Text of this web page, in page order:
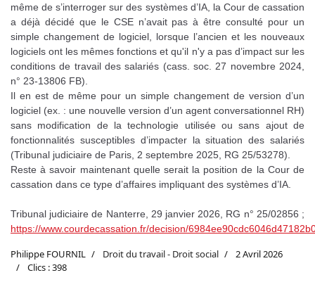
même de s’interroger sur des systèmes d’IA, la Cour de cassation
a déjà décidé que le CSE n’avait pas à être consulté pour un
simple changement de logiciel, lorsque l’ancien et les nouveaux
logiciels ont les mêmes fonctions et qu'il n'y a pas d’impact sur les
conditions de travail des salariés (cass. soc. 27 novembre 2024,
n° 23-13806 FB).
Il en est de même pour un simple changement de version d’un
logiciel (ex. : une nouvelle version d’un agent conversationnel RH)
sans modification de la technologie utilisée ou sans ajout de
fonctionnalités susceptibles d’impacter la situation des salariés
(Tribunal judiciaire de Paris, 2 septembre 2025, RG 25/53278).
Reste à savoir maintenant quelle serait la position de la Cour de
cassation dans ce type d’affaires impliquant des systèmes d’IA.
Tribunal judiciaire de Nanterre, 29 janvier 2026, RG n° 25/02856 ;
https://www.courdecassation.fr/decision/
Philippe FOURNIL Droit du travail - Droit social
2 Avril 2026
Clics : 398